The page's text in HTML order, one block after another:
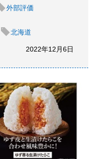
外部評価
北海道
2022年12月6日